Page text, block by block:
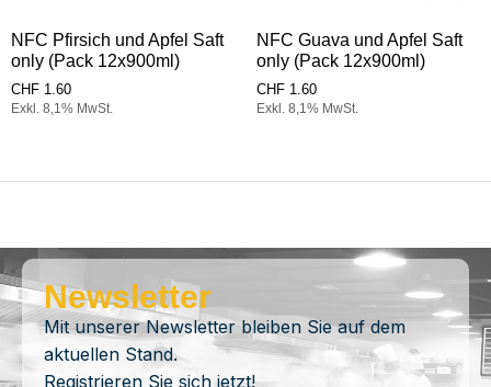
NFC Pfirsich und Apfel Saft
only (Pack 12x900ml)
CHF 1.60
Exkl. 8,1% MwSt.
NFC Guava und Apfel Saft
only (Pack 12x900ml)
CHF 1.60
Exkl. 8,1% MwSt.
Newsletter
Mit unserer Newsletter bleiben Sie auf dem
aktuellen Stand.
Registrieren Sie sich jetzt!